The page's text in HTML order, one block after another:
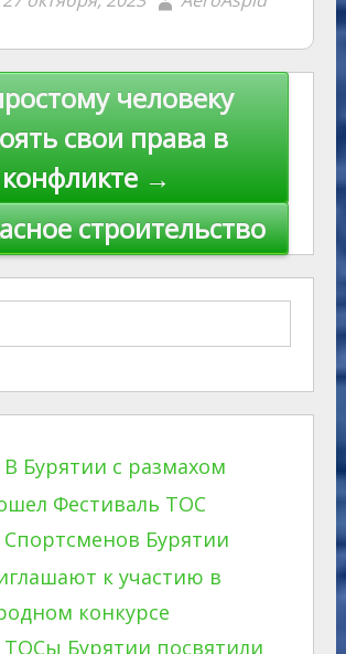
человеку
свои права в
конфликте →
строительство
В Бурятии с размахом
Фестиваль ТОС
Спортсменов Бурятии
к участию в
конкурсе
ТОСы Бурятии посвятили